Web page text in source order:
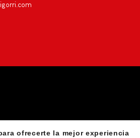
ofrecerte la mejor experiencia